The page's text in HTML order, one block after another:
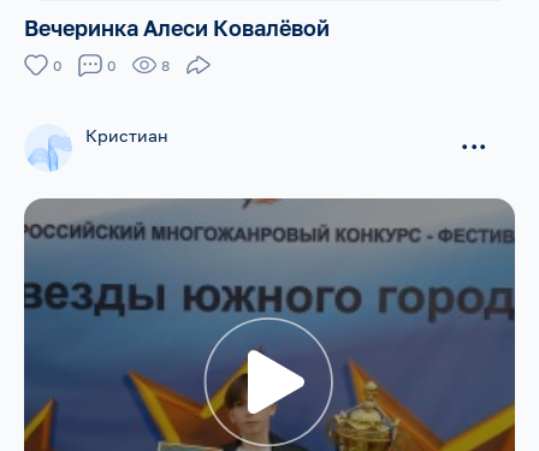
Вечеринка Алеси Ковалёвой
0 0 8
Кристиан ...